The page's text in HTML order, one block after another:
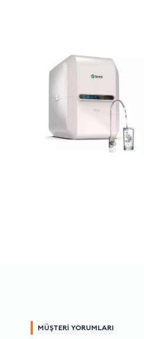
MÜŞTERİ YORUMLARI